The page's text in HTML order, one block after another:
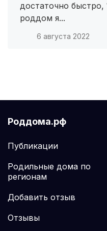
достаточно
роддом я...
6 августа 2022
Роддома.рф
Публикации
Родильные дома по
регионам
Добавить отзыв
Отзывы
Поронайск
Реж (1 роддом)
Шебекино